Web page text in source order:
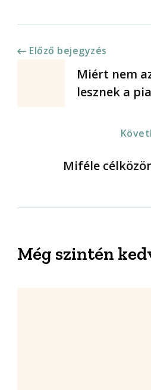
Előző bejegyzés
Miért nem
lesznek a
Miféle
Még szintén